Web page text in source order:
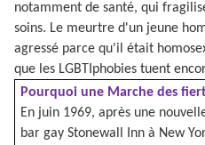
notamment de santé, qui
soins. Le meurtre d'un jeune
agressé parce qu'il était
que les LGBTIphobies tuent
Pourquoi une Marche des
En juin 1969, après une
bar gay Stonewall Inn à New